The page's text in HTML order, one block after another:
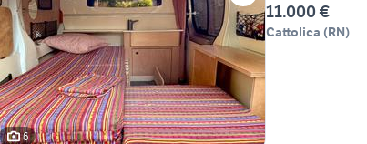
6
11.000 €
Cattolica (RN)